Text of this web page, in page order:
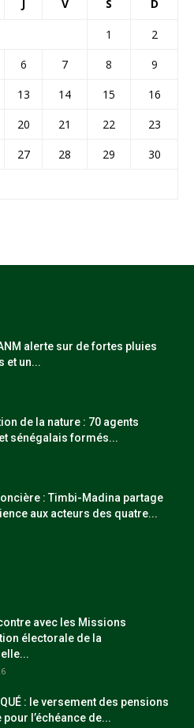
J V S D
1
2
6 7 8
9
13 14 15
16
20 21 22
23
27 28 29
30
alerte sur de fortes pluies
et un...
de la nature : 70 agents
sénégalais formés...
: Timbi-Madina partage
aux acteurs des quatre...
avec les Missions
électorale de la
: le versement des pensions
l’échéance de...